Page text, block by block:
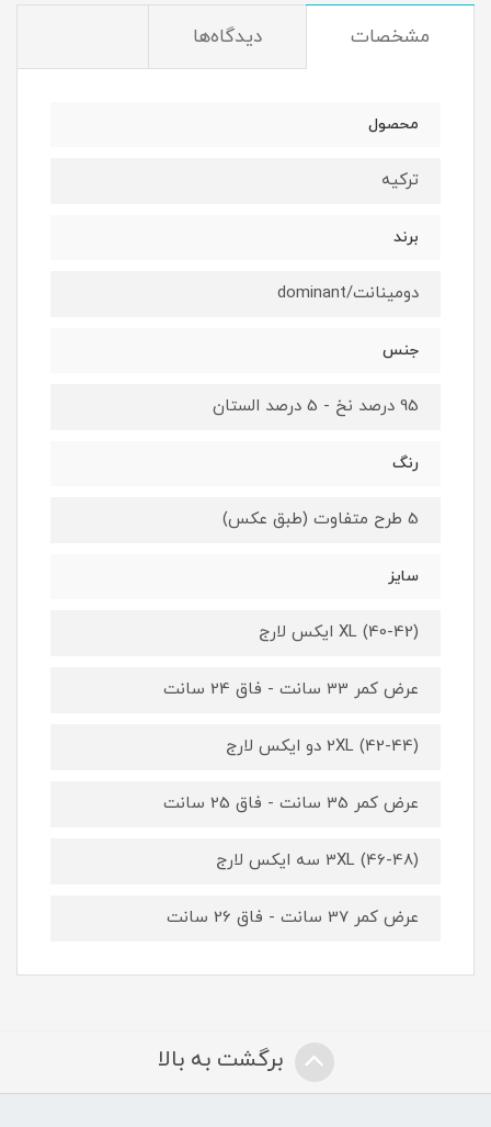
مشخصات دیدگاه‌ها
محصول
ترکیه
برند
دومینانت/dominant
جنس
95 درصد نخ - 5 درصد الستان
رنگ
5 طرح متفاوت (طبق عکس)
سایز
XL (40-42) ایکس لارج
عرض کمر 33 سانت - فاق 24 سانت
2XL (42-44) دو ایکس لارج
عرض کمر 35 سانت - فاق 25 سانت
3XL (46-48) سه ایکس لارج
عرض کمر 37 سانت - فاق 26 سانت
برگشت به بالا